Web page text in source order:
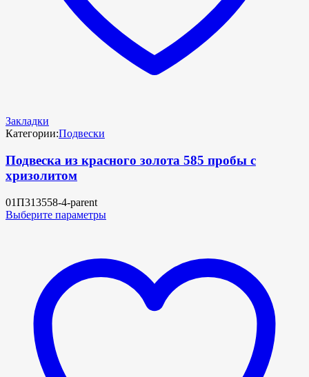
Закладки
Категории:Подвески
Подвеска из красного золота 585 пробы с
хризолитом
01П313558-4-parent
Выберите параметры